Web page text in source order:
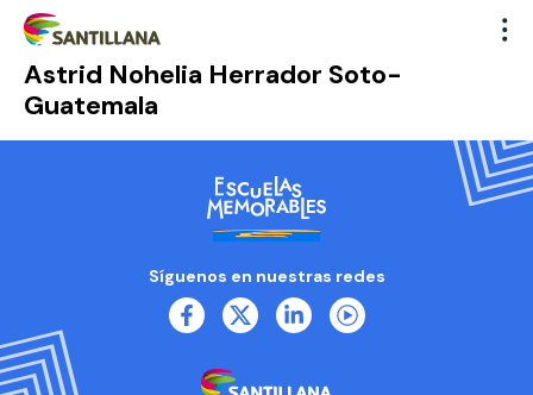
Astrid Nohelia Herrador Soto-
Guatemala
Síguenos en nuestras redes